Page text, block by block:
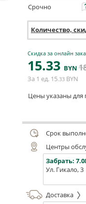
Срочно
Количество,
Скидка за онлайн
15.33 BYN
За 1 ед. 15.33 BYN
Цены указаны для
Срок
Центры
Забрать:
Ул. Гикало, 3
Доставка